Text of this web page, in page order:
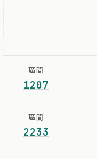
區間
1207
區間
2233